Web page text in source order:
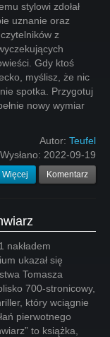
stylowi zdołał
uznanie oraz
z
Gdy ktoś
myślisz, że nic
spotka. Przygotuj
nowy wymiar
Autor: Teufel
Wysłano: 2022-09-19
Więcej Komentarz
nakładem
ukazał się
Tomasza
700-stronicowy,
który wciągnie
pierwotnego
to książka,